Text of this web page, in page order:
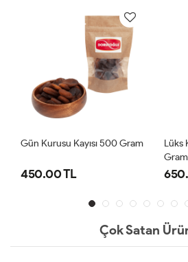
Gün Kurusu Kayısı 500 Gram
450.00 TL
Lüks
Çok Satan